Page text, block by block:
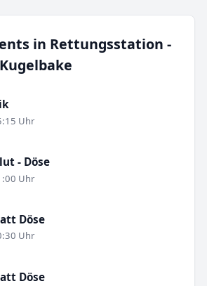
in Rettungsstation -
Uhr
- Döse
Uhr
Döse
Uhr
Döse